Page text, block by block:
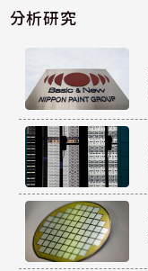
分析研究